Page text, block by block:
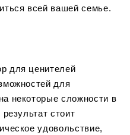
всей вашей семье.
для ценителей
для
некоторые сложности в
стоит
удовольствие,